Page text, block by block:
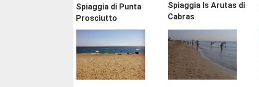
Spiaggia di Punta
Prosciutto
Spiaggia Is Arutas di
Cabras